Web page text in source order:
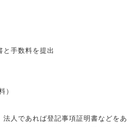
と手数料を提出
）
法人であれば登記事項証明書などをあ